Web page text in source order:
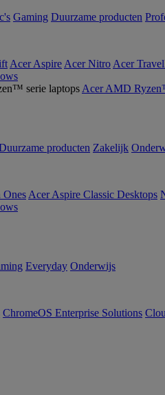
Gaming Duurzame producten
Acer Aspire Acer Nitro Acer
Acer AMD
producten Zakelijk
Acer Aspire Classic Desktops
Everyday Onderwijs
ChromeOS Enterprise Solutions